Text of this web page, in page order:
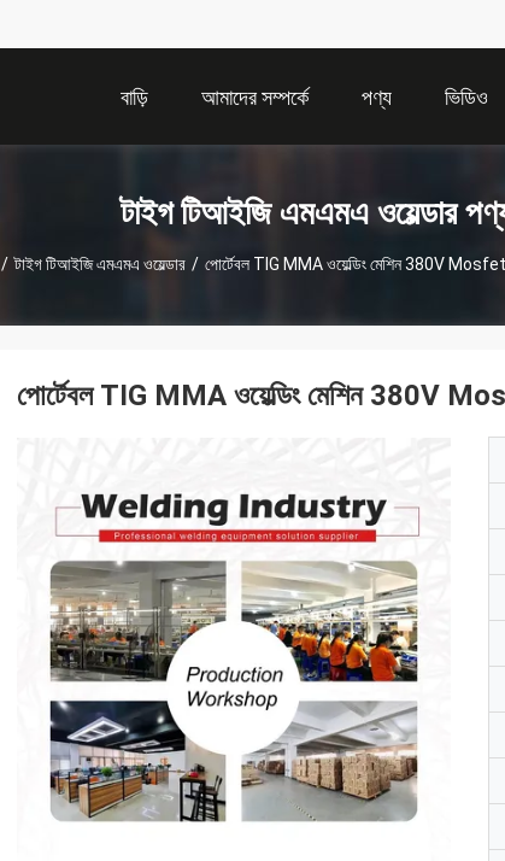
বাড়ি আমাদের সম্পর্কে পণ্য ভিডিও
টাইগ টিআইজি এমএমএ ওয়েল্ডার
/ টাইগ টিআইজি এমএমএ ওয়েল্ডার / পোর্টেবল TIG MMA ওয়েল্ডিং মেশিন 380V Mosfet
পোর্টেবল TIG MMA ওয়েল্ডিং মেশিন 380V